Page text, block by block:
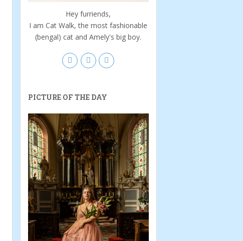
Hey furriends,
I am Cat Walk, the most fashionable
(bengal) cat and Amely's big boy.
PICTURE OF THE DAY